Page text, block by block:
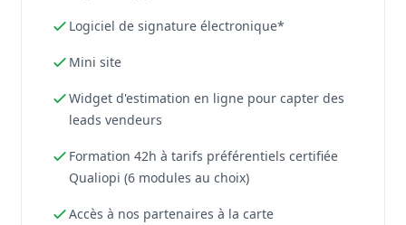
Logiciel de signature électronique*
Mini site
Widget d'estimation en ligne pour capter des
leads vendeurs
Formation 42h à tarifs préférentiels certifiée
Qualiopi (6 modules au choix)
Accès à nos partenaires à la carte